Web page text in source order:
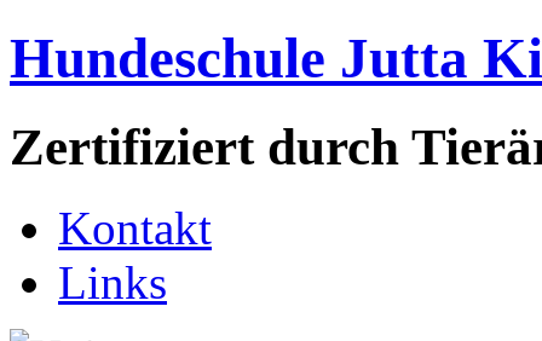
Hundeschule Jutta
Zertifiziert durch
Kontakt
Links